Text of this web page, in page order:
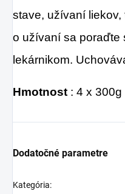
stave, užívaní
o užívaní sa poraďte
lekárnikom.
Hmotnost : 4 x 300g
Dodatočné parametre
Kategória: